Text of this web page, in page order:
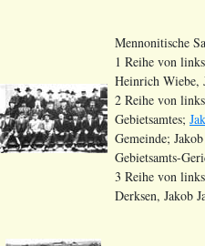
Mennonitische
1 Reihe von
Heinrich Wiebe,
2 Reihe von
Gebietsamtes;
Gemeinde;
Gebietsamts-
3 Reihe von
Derksen, Jakob